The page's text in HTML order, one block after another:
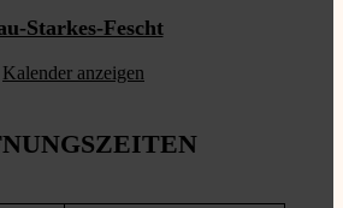
Starkes-Fescht
Kalender anzeigen